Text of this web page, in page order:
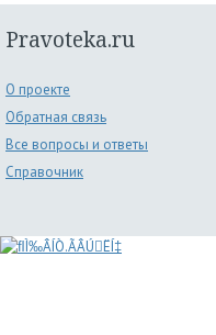
Pravoteka.ru
О проекте
Обратная связь
Все вопросы и ответы
Справочник